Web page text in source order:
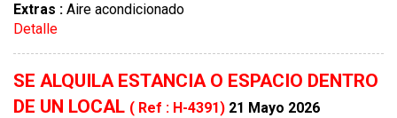
Extras : Aire acondicionado
Detalle
SE ALQUILA ESTANCIA O ESPACIO DENTRO
DE UN LOCAL ( Ref : H-4391) 21 Mayo 2026